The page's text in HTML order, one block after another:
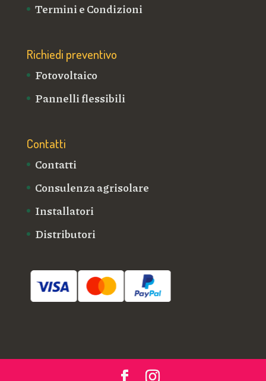
Termini e Condizioni
Richiedi preventivo
Fotovoltaico
Pannelli flessibili
Contatti
Contatti
Consulenza agrisolare
Installatori
Distributori